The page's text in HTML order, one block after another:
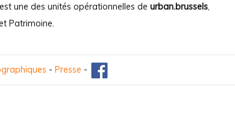
une des unités opérationnelles de urban.brussels,
Patrimoine.
- Presse -